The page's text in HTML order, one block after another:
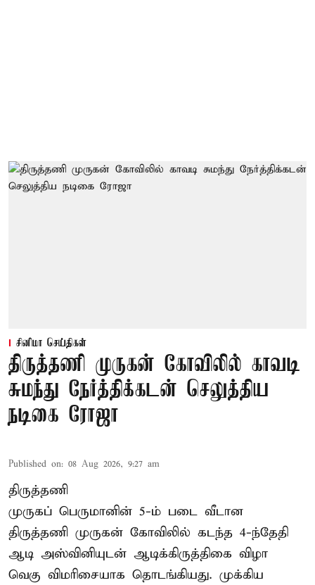
சினிமா செய்திகள்
திருத்தணி முருகன் கோவிலில் காவடி
சுமந்து நேர்த்திக்கடன் செலுத்திய
நடிகை ரோஜா
Published on: 08 Aug 2026, 9:27 am
திருத்தணி
முருகப் பெருமானின் 5-ம் படை வீடான
திருத்தணி முருகன் கோவிலில் கடந்த 4-ந்தேதி
ஆடி அஸ்வினியுடன் ஆடிக்கிருத்திகை விழா
வெகு விமரிசையாக தொடங்கியது. முக்கிய